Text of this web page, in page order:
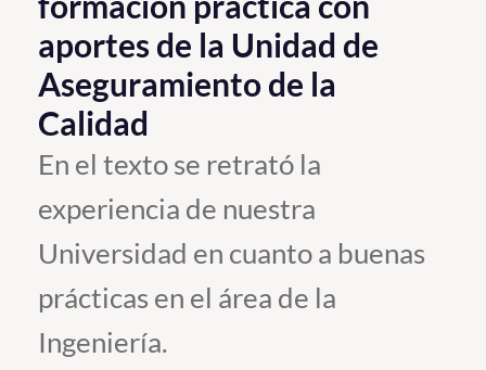
PUCV Internacional
Vinculación con el Medio
Admisión
Pregrado
Postgrado
Formación Continua
Estudiantes
aportes de la Unidad de
Aseguramiento de la
Calidad
En el texto se retrató la
experiencia de nuestra
Universidad en cuanto a buenas
prácticas en el área de la
Ingeniería.